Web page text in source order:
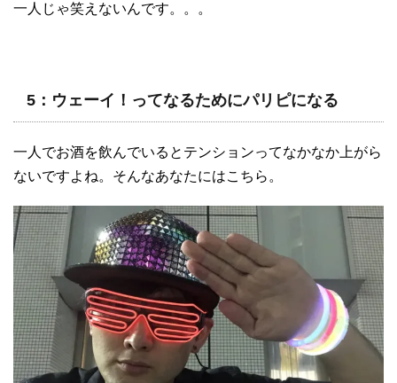
一人じゃ笑えないんです。。。
5：ウェーイ！ってなるためにパリピになる
一人でお酒を飲んでいるとテンションってなかなか上がら
ないですよね。そんなあなたにはこちら。